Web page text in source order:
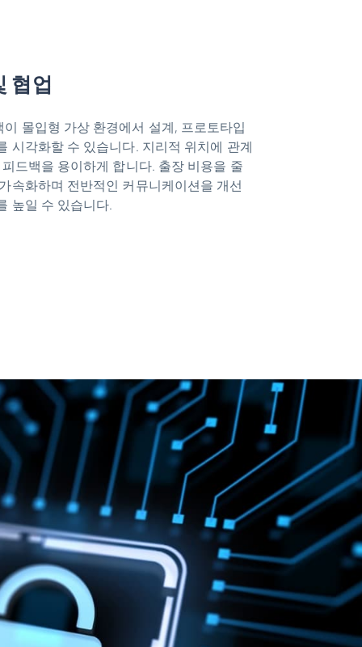
협업
몰입형 가상 환경에서 설계, 프로토타입
시각화할 수 있습니다. 지리적 위치에 관계
드백을 용이하게 합니다. 출장 비용을 줄
속화하며 전반적인 커뮤니케이션을 개선
높일 수 있습니다.